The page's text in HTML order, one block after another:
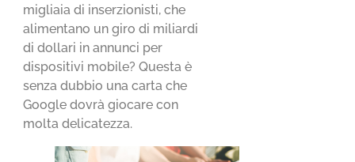
migliaia di inserzionisti, che
alimentano un giro di miliardi
di dollari in annunci per
dispositivi mobile? Questa è
senza dubbio una carta che
Google dovrà giocare con
molta delicatezza.